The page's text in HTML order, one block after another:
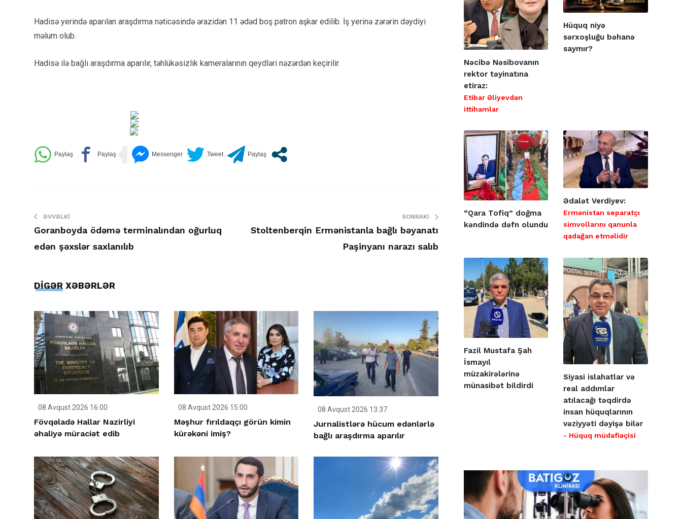
Hadisə yerində aparılan araşdırma nəticəsində ərazidən 11 ədəd boş patron aşkar edilib. İş yerinə zərərin dəydiyi
məlum olub.
Hadisə ilə bağlı araşdırma aparılır, təhlükəsizlik kameralarının qeydləri nəzərdən keçirilir.
ƏVVƏLKI
Goranboyda ödəmə terminalından oğurluq
edən şəxslər saxlanılıb
SONRAKI
Stoltenberqin Ermənistanla bağlı bəyanatı
Paşinyanı narazı salıb
DİGƏR XƏBƏRLƏR
08 Avqust 2026 16:00
Fövqəladə Hallar Nazirliyi
əhaliyə müraciət edib
08 Avqust 2026 15:00
Məşhur fırıldaqçı görün kimin
kürəkəni imiş?
08 Avqust 2026 13:37
Jurnalistlərə hücum edənlərlə
bağlı araşdırma aparılır
Nəcibə Nəsibovanın
rektor təyinatına
etiraz:
Etibar Əliyevdən
ittihamlar
Hüquq niyə
sərxoşluğu bəhanə
saymır?
“Qara Tofiq” doğma
kəndində dəfn olundu
Ədalət Verdiyev:
Ermənistan separatçı
simvollarını qanunla
qadağan etməlidir
Fazil Mustafa Şah
İsmayıl
müzakirələrinə
münasibət bildirdi
Siyasi islahatlar və
real addımlar
atılacağı təqdirdə
insan hüquqlarının
vəziyyəti dəyişə bilər
- Hüquq müdafiəçisi